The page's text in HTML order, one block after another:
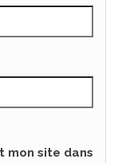
mon site dans